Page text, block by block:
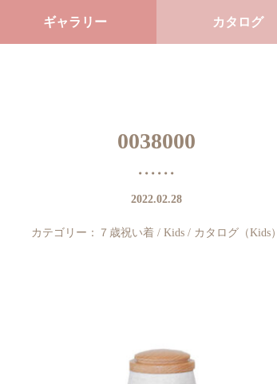
ギャラリー カタログ
0038000
2022.02.28
カテゴリー： ７歳祝い着 / Kids / カタログ（Kids）